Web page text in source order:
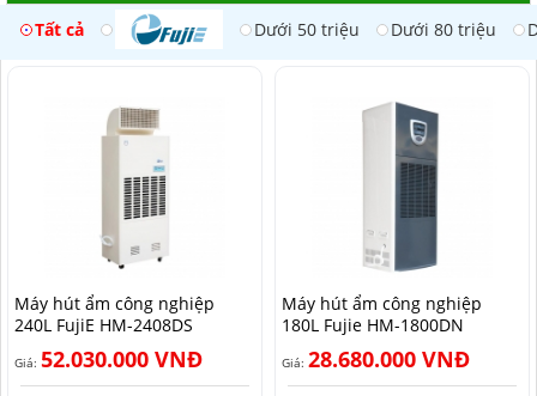
Tất cả Dưới 50 triệu Dưới 80 triệu
Máy hút ẩm công nghiệp
240L FujiE HM-2408DS​
Giá: 52.030.000 VNĐ
Máy hút ẩm công nghiệp
180L Fujie HM-1800DN
Giá: 28.680.000 VNĐ